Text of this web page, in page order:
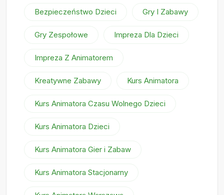
Bezpieczeństwo Dzieci Gry I Zabawy
Gry Zespołowe Impreza Dla Dzieci
Impreza Z Animatorem
Kreatywne Zabawy Kurs Animatora
Kurs Animatora Czasu Wolnego Dzieci
Kurs Animatora Dzieci
Kurs Animatora Gier i Zabaw
Kurs Animatora Stacjonarny